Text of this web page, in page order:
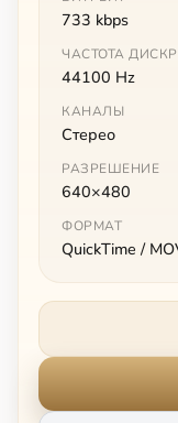
733 kbps
ЧАСТОТА
44100 Hz
КАНАЛЫ
Стерео
РАЗРЕШЕНИЕ
640×480
ФОРМАТ
QuickTime /